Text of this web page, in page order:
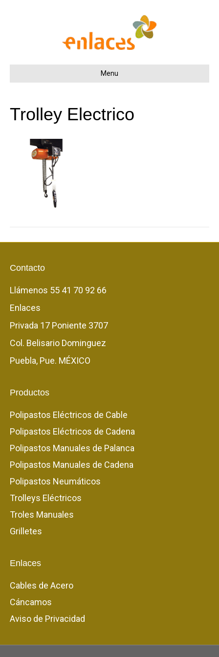
Menu
Trolley Electrico
Contacto
Llámenos 55 41 70 92 66
Enlaces
Privada 17 Poniente 3707
Col. Belisario Dominguez
Puebla, Pue. MÉXICO
Productos
Polipastos Eléctricos de Cable
Polipastos Eléctricos de Cadena
Polipastos Manuales de Palanca
Polipastos Manuales de Cadena
Polipastos Neumáticos
Trolleys Eléctricos
Troles Manuales
Grilletes
Enlaces
Cables de Acero
Cáncamos
Aviso de Privacidad